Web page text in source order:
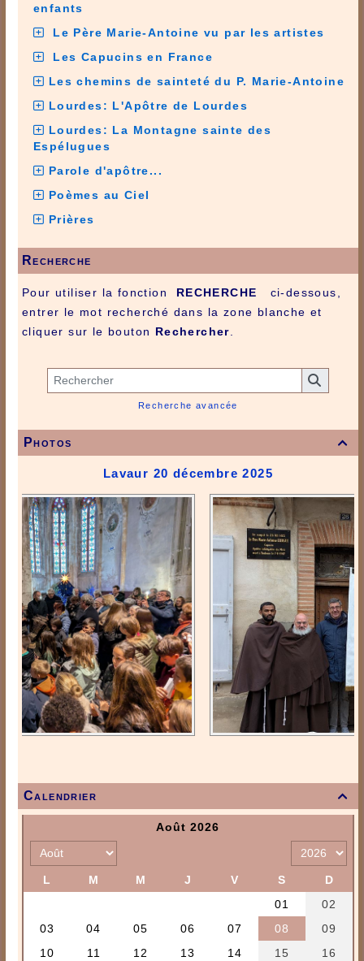
enfants
Le Père Marie-Antoine vu par les artistes
Les Capucins en France
Les chemins de sainteté du P. Marie-Antoine
Lourdes: L'Apôtre de Lourdes
Lourdes: La Montagne sainte des
Espélugues
Parole d'apôtre...
Poèmes au Ciel
Prières
Recherche
Pour utiliser la fonction RECHERCHE ci-dessous,
entrer le mot recherché dans la zone blanche et
cliquer sur le bouton Rechercher
Recherche avancée

Photos
Lavaur 20 décembre 2025

Calendrier